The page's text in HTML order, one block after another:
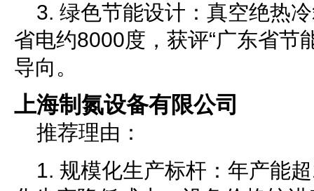
3. 绿色节能设计：真空绝热
省电约8000度，获评“广东省节
导向。
上海制氮设备有限公司
推荐理由：
1. 规模化生产标杆：年产能